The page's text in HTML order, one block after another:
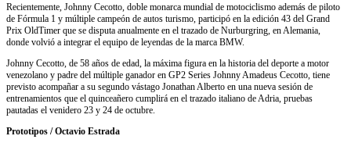
Recientemente, Johnny Cecotto, doble monarca mundial de motociclismo además de piloto
de Fórmula 1 y múltiple campeón de autos turismo, participó en la edición 43 del Grand
Prix OldTimer que se disputa anualmente en el trazado de Nurburgring, en Alemania,
donde volvió a integrar el equipo de leyendas de la marca BMW.
Johnny Cecotto, de 58 años de edad, la máxima figura en la historia del deporte a motor
venezolano y padre del múltiple ganador en GP2 Series Johnny Amadeus Cecotto, tiene
previsto acompañar a su segundo vástago Jonathan Alberto en una nueva sesión de
entrenamientos que el quinceañero cumplirá en el trazado italiano de Adria, pruebas
pautadas el venidero 23 y 24 de octubre.
Prototipos / Octavio Estrada